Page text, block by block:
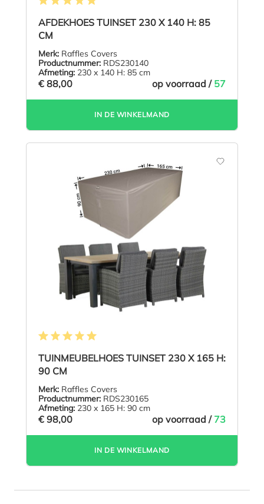
AFDEKHOES TUINSET 230 X 140 H: 85
CM
Merk: Raffles Covers
Productnummer: RDS230140
Afmeting: 230 x 140 H: 85 cm
€ 88,00 op voorraad / 57
IN DE WINKELMAND
TUINMEUBELHOES TUINSET 230 X 165 H:
90 CM
Merk: Raffles Covers
Productnummer: RDS230165
Afmeting: 230 x 165 H: 90 cm
€ 98,00 op voorraad / 73
IN DE WINKELMAND